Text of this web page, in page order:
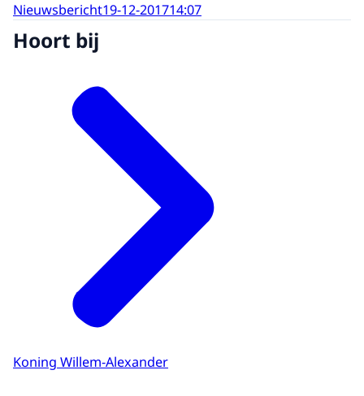
Nieuwsbericht19-12-201714:07
Hoort bij
Koning Willem-Alexander